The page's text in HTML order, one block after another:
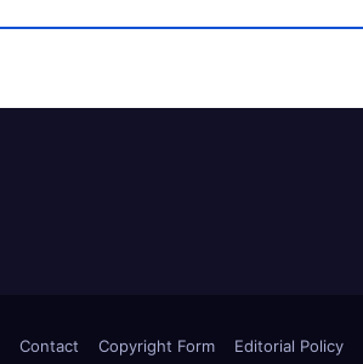
Contact Copyright Form Editorial Policy